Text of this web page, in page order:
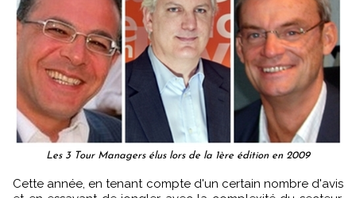
Les 3 Tour Managers élus lors de la 1ère édition en 2009
Cette année, en tenant compte d'un certain nombre d'avis